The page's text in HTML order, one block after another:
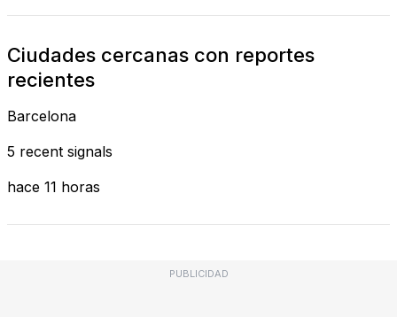
Ciudades cercanas con reportes
recientes
Barcelona
5 recent signals
hace 11 horas
PUBLICIDAD